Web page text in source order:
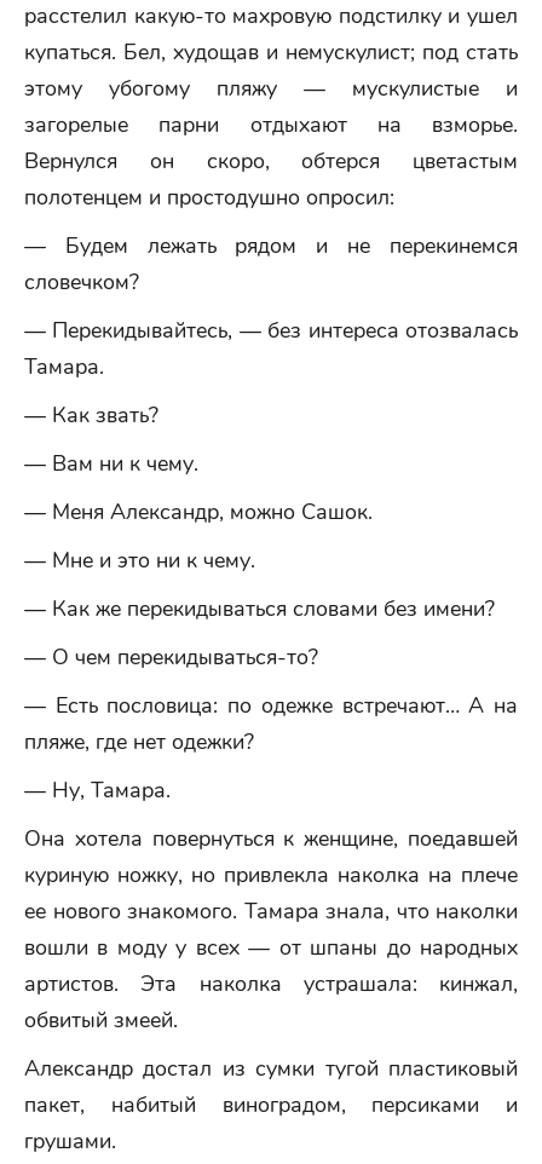
расстелил какую-то махровую подстилку и ушел
купаться. Бел, худощав и немускулист; под стать
этому убогому пляжу — мускулистые и
загорелые парни отдыхают на взморье.
Вернулся он скоро, обтерся цветастым
полотенцем и простодушно опросил:
— Будем лежать рядом и не перекинемся
словечком?
— Перекидывайтесь, — без интереса отозвалась
Тамара.
— Как звать?
— Вам ни к чему.
— Меня Александр, можно Сашок.
— Мне и это ни к чему.
— Как же перекидываться словами без имени?
— О чем перекидываться-то?
— Есть пословица: по одежке встречают… А на
пляже, где нет одежки?
— Ну, Тамара.
Она хотела повернуться к женщине, поедавшей
куриную ножку, но привлекла наколка на плече
ее нового знакомого. Тамара знала, что наколки
вошли в моду у всех — от шпаны до народных
артистов. Эта наколка устрашала: кинжал,
обвитый змеей.
Александр достал из сумки тугой пластиковый
пакет, набитый виноградом, персиками и
грушами.